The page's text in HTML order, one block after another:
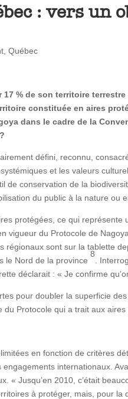
: vers un
,Québec
% de son territoire
constituée en aires
dans le cadre de la
défini, reconnu,
et les valeurs
de conservation de la
du public à la nature ou
protégées, ce qui
vigueur du Protocole de
régionaux sont sur la tablette
le Nord de la province
8
.
déclarait : « Je confirme
pour doubler la superficie
Protocole qui a trait aux
en fonction de critères
internationaux.
« Jusqu’en 2010, c’était
à protéger, mais, pour